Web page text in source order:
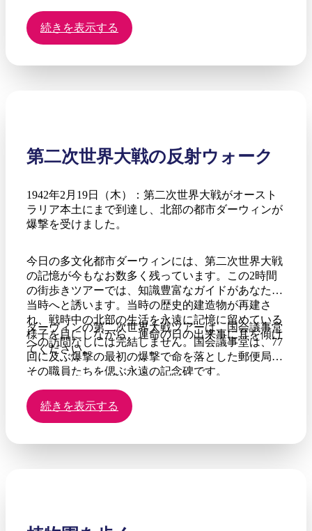
続きを表示する
第二次世界大戦の反射ウォーク
1942年2月19日（木）：第二次世界大戦がオースト
ラリア本土にまで到達し、北部の都市ダーウィンが
爆撃を受けました。
今日の多文化都市ダーウィンには、第二次世界大戦
の記憶が今もなお数多く残っています。この2時間
の街歩きツアーでは、知識豊富なガイドがあなたを
当時へと誘います。当時の歴史的建造物が再建さ
れ、戦時中の北部の生活を永遠に記憶に留めている
様子を目にしながら、運命の日の出来事に耳を傾け
てください。
ダーウィンの第二次世界大戦ツアーは、国会議事堂
への訪問なしには完結しません。国会議事堂は、77
回に及ぶ爆撃の最初の爆撃で命を落とした郵便局と
その職員たちを偲ぶ永遠の記念碑です。
続きを表示する